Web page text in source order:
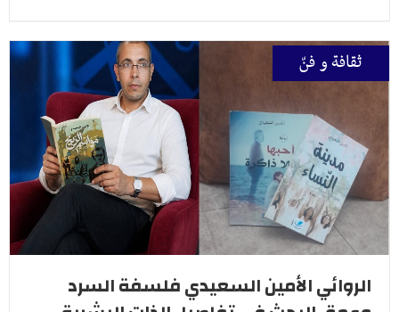
ثقافة و فنّ
الروائي الأمين السعيدي فلسفة السرد